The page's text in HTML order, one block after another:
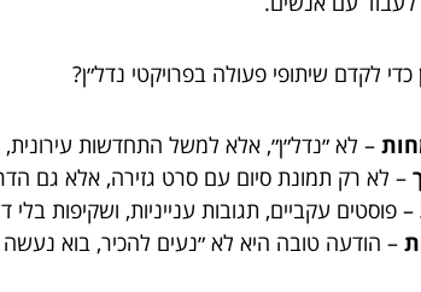
לקדם שיתופי פעולה בפרויקטי נדל״ן?
– לא ״נדל״ן״, אלא למשל התחדשות עירונית,
– לא רק תמונת סיום עם סרט גזירה, אלא גם
– פוסטים עקביים, תגובות ענייניות, ושקיפות בלי
– הודעה טובה היא לא ״נעים להכיר, בוא